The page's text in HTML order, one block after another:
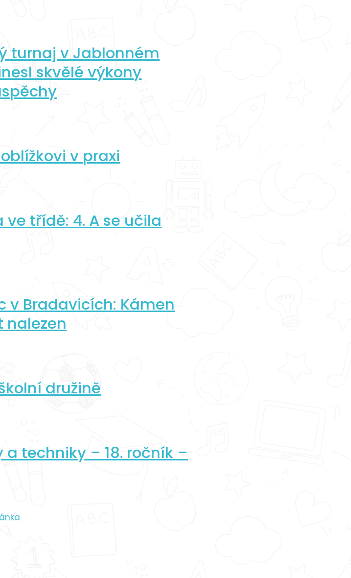
turnaj v Jablonném
skvělé výkony
v praxi
ve třídě: 4. A se učila
v Bradavicích: Kámen
nalezen
družině
a techniky – 18. ročník –